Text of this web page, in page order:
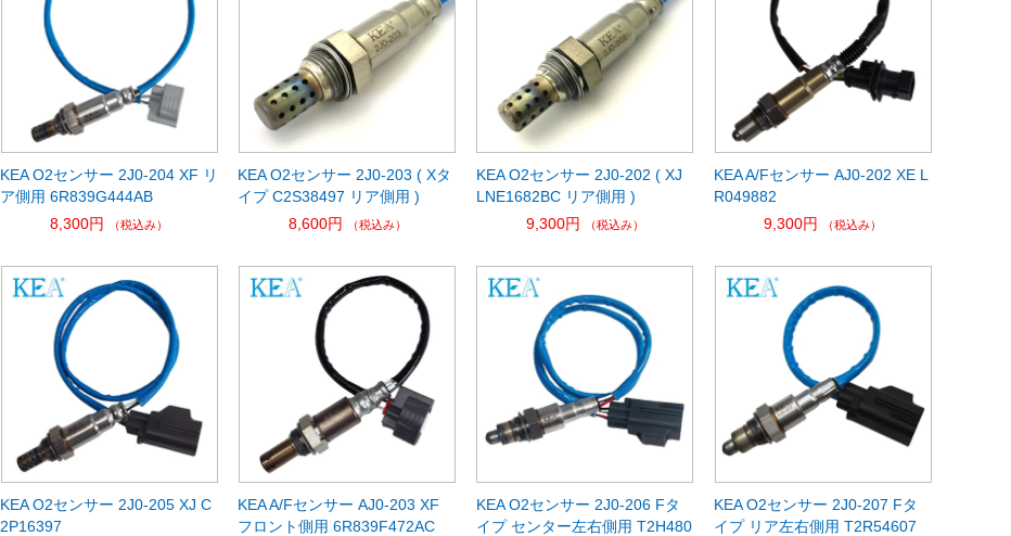
KEA O2センサー 2J0-204 XF リ
ア側用 6R839G444AB
8,300円
（税込み）
KEA O2センサー 2J0-203 ( Xタ
イプ C2S38497 リア側用 )
8,600円
（税込み）
KEA O2センサー 2J0-202 ( XJ
LNE1682BC リア側用 )
9,300円
（税込み）
KEA A/Fセンサー AJ0-202 XE L
R049882
9,300円
（税込み）
KEA O2センサー 2J0-205 XJ C
2P16397
KEA A/Fセンサー AJ0-203 XF
フロント側用 6R839F472AC
KEA O2センサー 2J0-206 Fタ
イプ センター左右側用 T2H480
KEA O2センサー 2J0-207 Fタ
イプ リア左右側用 T2R54607